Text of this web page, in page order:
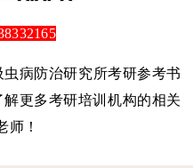
虫病防治研究所考研参考书
更多考研培训机构的相关
师！